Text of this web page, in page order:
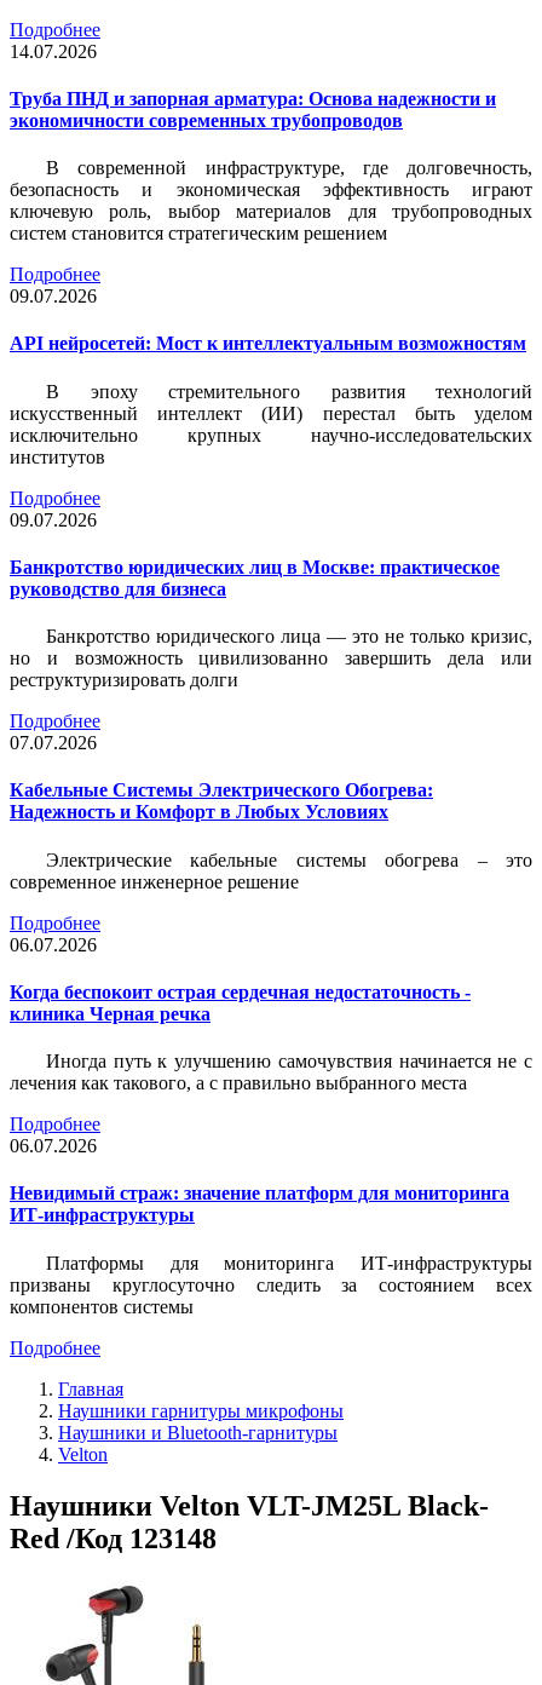
Подробнее
14.07.2026
Труба ПНД и запорная арматура: Основа надежности и
экономичности современных трубопроводов
В современной инфраструктуре, где долговечность,
безопасность и экономическая эффективность играют
ключевую роль, выбор материалов для трубопроводных
систем становится стратегическим решением
Подробнее
09.07.2026
API нейросетей: Мост к интеллектуальным возможностям
В эпоху стремительного развития технологий
искусственный интеллект (ИИ) перестал быть уделом
исключительно крупных научно-исследовательских
институтов
Подробнее
09.07.2026
Банкротство юридических лиц в Москве: практическое
руководство для бизнеса
Банкротство юридического лица — это не только кризис,
но и возможность цивилизованно завершить дела или
реструктуризировать долги
Подробнее
07.07.2026
Кабельные Системы Электрического Обогрева:
Надежность и Комфорт в Любых Условиях
Электрические кабельные системы обогрева – это
современное инженерное решение
Подробнее
06.07.2026
Когда беспокоит острая сердечная недостаточность -
клиника Черная речка
Иногда путь к улучшению самочувствия начинается не с
лечения как такового, а с правильно выбранного места
Подробнее
06.07.2026
Невидимый страж: значение платформ для мониторинга
ИТ-инфраструктуры
Платформы для мониторинга ИТ-инфраструктуры
призваны круглосуточно следить за состоянием всех
компонентов системы
Подробнее
Главная
Наушники гарнитуры микрофоны
Наушники и Bluetooth-гарнитуры
Velton
Наушники Velton VLT-JM25L Black-
Red /Код 123148